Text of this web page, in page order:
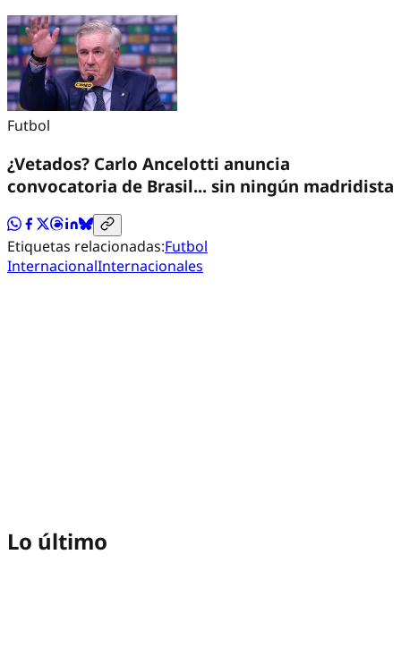
Futbol
¿Vetados? Carlo Ancelotti anuncia
convocatoria de Brasil... sin ningún madridista
Etiquetas relacionadas:Futbol
InternacionalInternacionales
Lo último